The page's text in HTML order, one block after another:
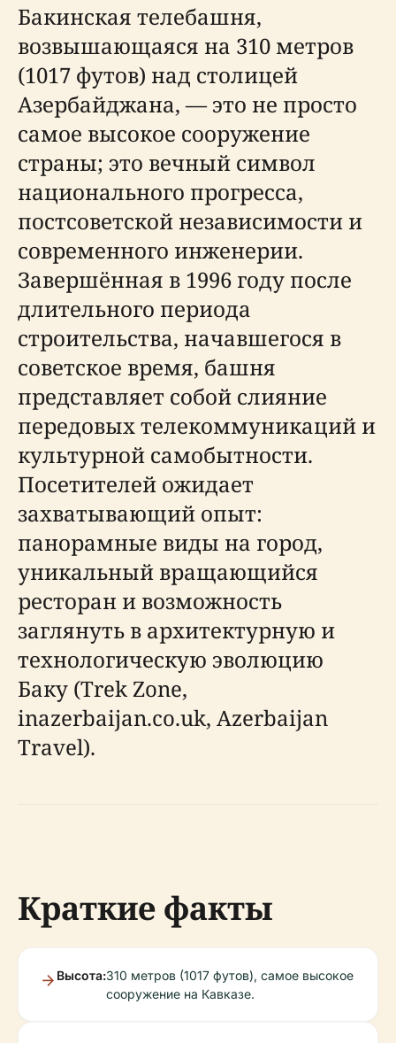
Бакинская телебашня,
возвышающаяся на 310 метров
(1017 футов) над столицей
Азербайджана, — это не просто
самое высокое сооружение
страны; это вечный символ
национального прогресса,
постсоветской независимости и
современного инженерии.
Завершённая в 1996 году после
длительного периода
строительства, начавшегося в
советское время, башня
представляет собой слияние
передовых телекоммуникаций и
культурной самобытности.
Посетителей ожидает
захватывающий опыт:
панорамные виды на город,
уникальный вращающийся
ресторан и возможность
заглянуть в архитектурную и
технологическую эволюцию
Баку (Trek Zone,
inazerbaijan.co.uk, Azerbaijan
Travel).
Краткие факты
Высота:310 метров (1017 футов), самое высокое
сооружение на Кавказе.